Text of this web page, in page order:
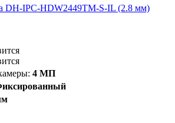
DH-IPC-HDW2449TM-S-IL (2.8 мм)
4 МП